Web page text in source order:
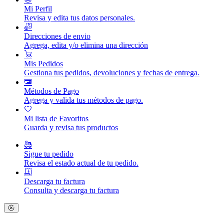
Mi Perfil
Revisa y edita tus datos personales.
Direcciones de envio
Agrega, edita y/o elimina una dirección
Mis Pedidos
Gestiona tus pedidos, devoluciones y fechas de entrega.
Métodos de Pago
Agrega y valida tus métodos de pago.
Mi lista de Favoritos
Guarda y revisa tus productos
Sigue tu pedido
Revisa el estado actual de tu pedido.
Descarga tu factura
Consulta y descarga tu factura